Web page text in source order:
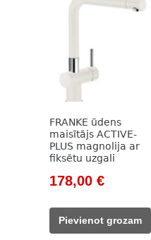
FRANKE ūdens
maisītājs ACTIVE-
PLUS magnolija ar
fiksētu uzgali
Original
was:
237,00 €.
178,00 €Current
178,00 €.
Pievienot grozam